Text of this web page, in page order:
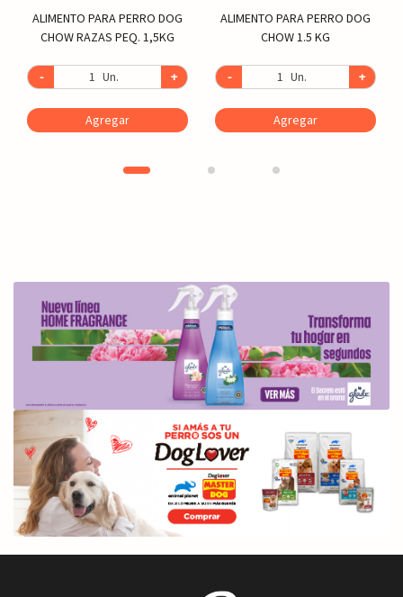
ALIMENTO PARA PERRO DOG
CHOW RAZAS PEQ. 1,5KG
- Un. +
Agregar
ALIMENTO PARA PERRO DOG
CHOW 1.5 KG
- Un. +
Agregar